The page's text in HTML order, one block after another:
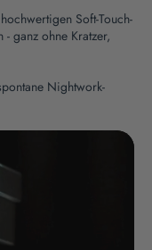
Soft-Touch-
ganz ohne Kratzer,
Nightwork-